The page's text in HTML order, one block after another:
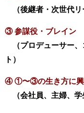
（後継者・次世代リ
③ 参謀役・ブレイン
（プロデューサー、
ト）
④ ①〜③の生き方に興
（会社員、主婦、学